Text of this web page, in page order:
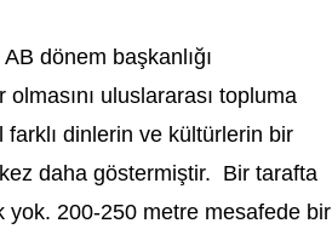
dönem başkanlığı
olmasını uluslararası topluma
dinlerin ve kültürlerin bir
kez daha göstermiştir. Bir tarafta
yok. 200-250 metre mesafede bir